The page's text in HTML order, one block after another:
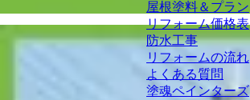
屋根塗料＆プラン
リフォーム価格表
防水工事
リフォームの流れ
よくある質問
塗魂ペインターズ